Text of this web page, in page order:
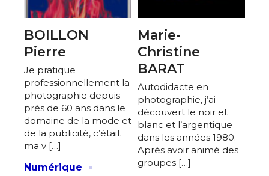
BOILLON
Pierre
Je pratique
professionnellement la
photographie depuis
près de 60 ans dans le
domaine de la mode et
de la publicité, c’était
ma v […]
Numérique
·
Marie-
Christine
BARAT
Autodidacte en
photographie, j’ai
découvert le noir et
blanc et l’argentique
dans les années 1980.
Après avoir animé des
groupes […]